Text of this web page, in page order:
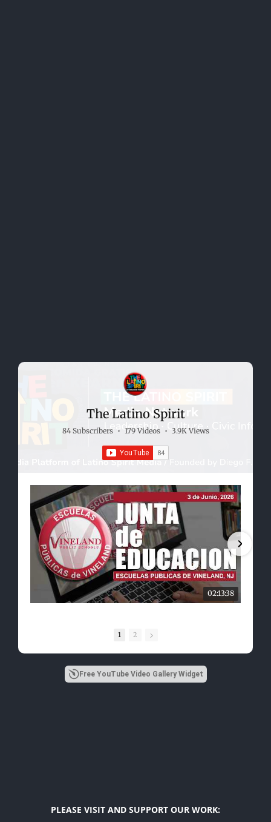
The Latino Spirit
84 Subscribers • 179 Videos • 3.9K Views
02:13:38
1 2
Free YouTube Video Gallery Widget
PLEASE VISIT AND SUPPORT OUR WORK: